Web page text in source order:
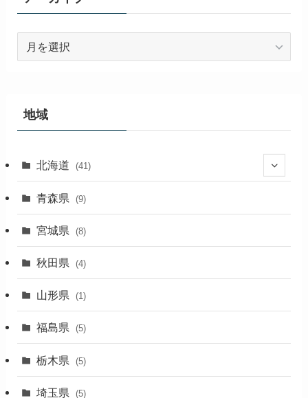
ブ
地域
北海道 (41)
(27)
(2)
(1)
(1)
青森県 (9)
宮城県 (8)
秋田県 (4)
山形県 (1)
福島県 (5)
栃木県 (5)
埼玉県 (5)